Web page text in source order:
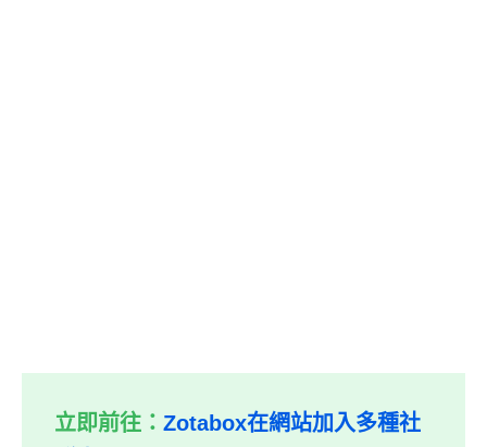
立即前往： Zotabox在網站加入多種社